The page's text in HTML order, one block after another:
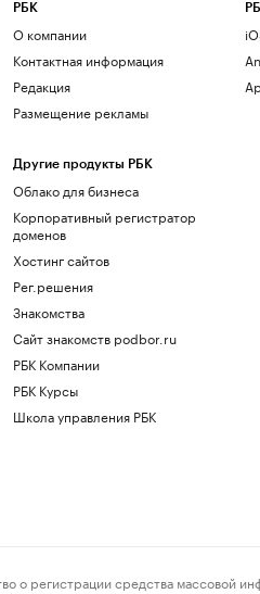
РБК
О компании
Контактная информация
Редакция
Размещение рекламы
Другие продукты РБК
Облако для бизнеса
Корпоративный регистратор
доменов
Хостинг сайтов
Рег.решения
Знакомства
Сайт знакомств podbor.ru
РБК Компании
РБК Курсы
Школа управления РБК
регистрации средства массовой